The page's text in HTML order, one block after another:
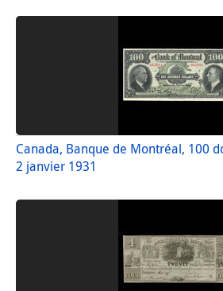
Canada, Banque de Montréal, 100
2 janvier 1931